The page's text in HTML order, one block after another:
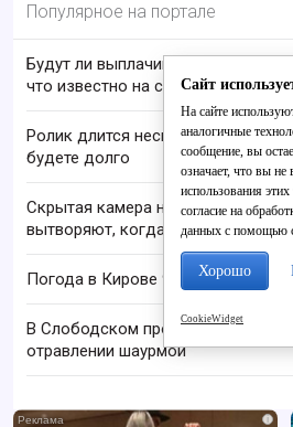
Популярное на портале
Будут ли выплачивать 13-ю
что известно на сегодня
Ролик длится несколько секунд,
будете долго
Скрытая камера на пляже Крыма:
вытворяют, когда их не видят...
Погода в Кирове 9 августа: до
В Слободском проверяют
отравлении шаурмой
i
Сайт
На сайте
аналогичные
сообщение, вы
означает, что вы не
использования
согласие на
данных с помощью
Хорошо
CookieWidget